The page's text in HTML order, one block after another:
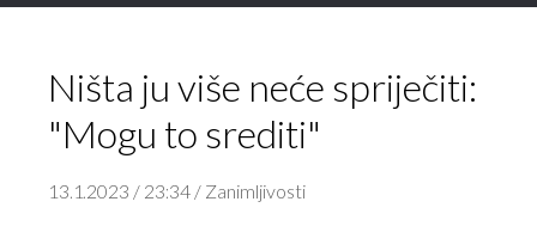
Ništa ju više neće spriječiti:
"Mogu to srediti"
13.1.2023 / 23:34 / Zanimljivosti